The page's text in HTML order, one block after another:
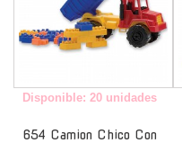
Disponible: 20 unidades
654 Camion Chico Con